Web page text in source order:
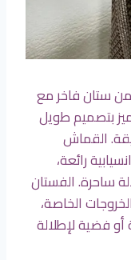
ستان فاخر مع
بتصميم طويل
القماش
رائعة،
ساحرة. الفستان
الخاصة،
فضية لإطلالة